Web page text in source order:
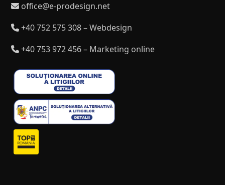
office@e-prodesign.net
+40 752 575 308 – Webdesign
+40 753 972 456 – Marketing online